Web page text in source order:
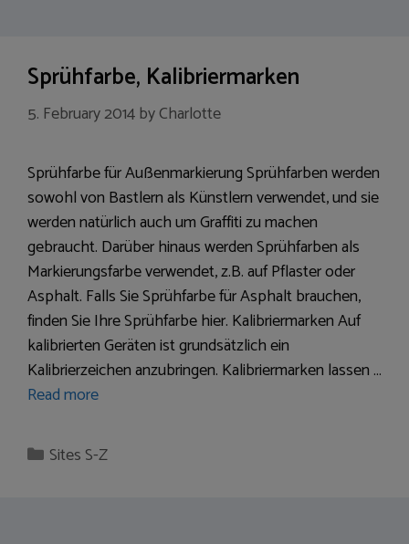
Sprühfarbe, Kalibriermarken
5. February 2014byCharlotte
Sprühfarbe für Außenmarkierung Sprühfarben werden
sowohl von Bastlern als Künstlern verwendet, und sie
werden natürlich auch um Graffiti zu machen
gebraucht. Darüber hinaus werden Sprühfarben als
Markierungsfarbe verwendet, z.B. auf Pflaster oder
Asphalt. Falls Sie Sprühfarbe für Asphalt brauchen,
finden Sie Ihre Sprühfarbe hier. Kalibriermarken Auf
kalibrierten Geräten ist grundsätzlich ein
Kalibrierzeichen anzubringen. Kalibriermarken lassen …
Read more
Categories
Sites S-Z